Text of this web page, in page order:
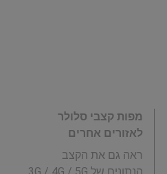
מפות קצבי סלולר
לאזורים אחרים
ראה גם את הקצב